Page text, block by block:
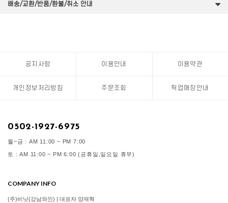
배송/교환/반품/환불/취소 안내
공지사항 이용안내 이용약관
개인정보처리방침 주문조회 픽업매장안내
0502-1927-6975
월~금 : AM 11:00 ~ PM 7:00
토 : AM 11:00 ~ PM 6:00 (공휴일,일요일 휴무)
COMPANY INFO
(주)비닛(강남와인) | 대표자 양재혁